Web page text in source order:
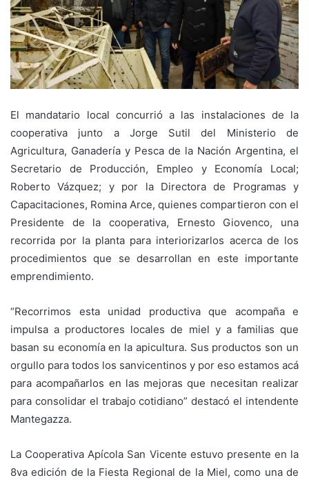
El mandatario local concurrió a las instalaciones de la
cooperativa junto a Jorge Sutil del Ministerio de
Agricultura, Ganadería y Pesca de la Nación Argentina, el
Secretario de Producción, Empleo y Economía Local;
Roberto Vázquez; y por la Directora de Programas y
Capacitaciones, Romina Arce, quienes compartieron con el
Presidente de la cooperativa, Ernesto Giovenco, una
recorrida por la planta para interiorizarlos acerca de los
procedimientos que se desarrollan en este importante
emprendimiento.
“Recorrimos esta unidad productiva que acompaña e
impulsa a productores locales de miel y a familias que
basan su economía en la apicultura. Sus productos son un
orgullo para todos los sanvicentinos y por eso estamos acá
para acompañarlos en las mejoras que necesitan realizar
para consolidar el trabajo cotidiano” destacó el intendente
Mantegazza.
La Cooperativa Apícola San Vicente estuvo presente en la
8va edición de la Fiesta Regional de la Miel, como una de